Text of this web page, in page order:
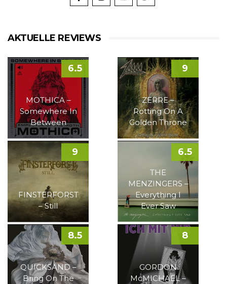
AKTUELLE REVIEWS
MOTHICA –
Somewhere In
Between
6.5
ZERRE –
Rotting On A
Golden Throne
9
FINSTERFORST
– Still
9
THE
MENZINGERS –
Everything I
Ever Saw
6.5
QUICKSAND –
Bring On The
8.5
GORDON
McMICHAEL –
8